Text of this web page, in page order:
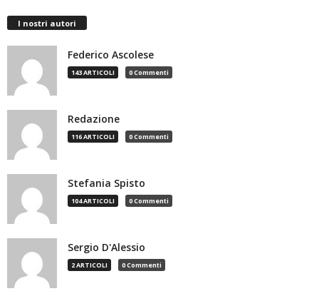
I nostri autori
Federico Ascolese
143 ARTICOLI 0 Commenti
Redazione
116 ARTICOLI 0 Commenti
Stefania Spisto
104 ARTICOLI 0 Commenti
Sergio D'Alessio
2 ARTICOLI 0 Commenti